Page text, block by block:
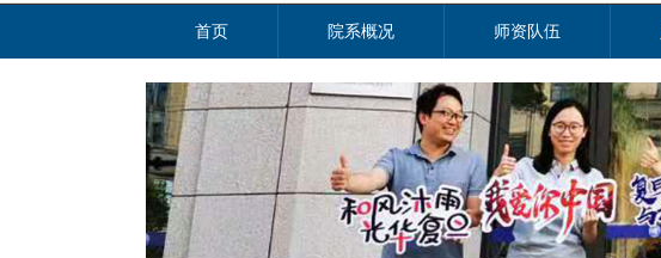
首页 院系概况 师资队伍